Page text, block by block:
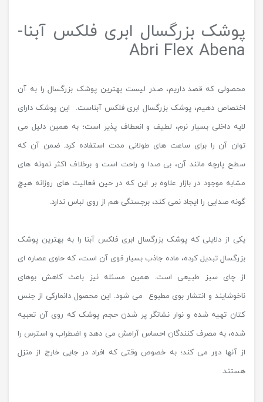
پوشک بزرگسال ابری فلکس آبنا-
Abri Flex Abena
محصولی که قصد داریم، صدر لیست بهترین پوشک بزرگسال را به آن
اختصاص دهیم، پوشک بزرگسال ابری فلکس آبناست. این پوشک دارای
لایه داخلی بسیار نرم، لطیف و انعطاف پذیر است؛ به همین دلیل می
توان آن را برای ساعت های طولانی مدت استفاده کرد. ضمن آن که
سطح پارچه مانند آن، بی صدا و راحت است و برخلاف اکثر نمونه های
مشابه موجود در بازار علاوه بر این که در حین فعالیت های روزانه هیچ
گونه صدایی را ایجاد نمی کند، برجستگی هم از روی لباس ندارد.
یکی از دلایلی که پوشک بزرگسال ابری فلکس آبنا را به بهترین پوشک
بزرگسال تبدیل کرده، ماده جاذب بسیار قوی آن است، که حاوی عصاره ای
از چای سبز طبیعی است. همین مسئله نیز باعث کاهش بوهای
ناخوشایند و انتشار بوی مطبوع می شود. این محصول دانمارکی از جنس
کتان تهیه شده و نوار نشانگر پر شدن حجم پوشک که روی آن تعبیه
شده، به مصرف کنندگان احساس آرامش می دهد و اضطراب و استرس را
از آنها دور می کند؛ به خصوص وقتی که افراد در جایی خارج از منزل
هستند.